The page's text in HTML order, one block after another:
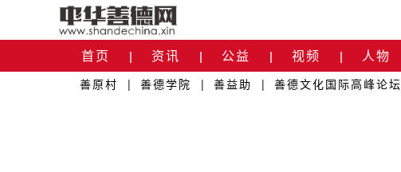
首页 | 资讯 | 公益 | 视频 | 人物
关于我们
善原村 | 善德学院 | 善益助 | 善德文化国际高峰论坛